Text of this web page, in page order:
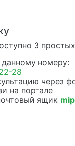
3
номеру:
28
через
на портале
ящик